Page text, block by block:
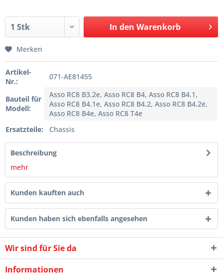
In den Warenkorb
Merken
Artikel-
Nr.:
071-AE81455
Bauteil für
Modell:
Asso RC8 B3.2e, Asso RC8 B4, Asso RC8 B4.1,
Asso RC8 B4.1e, Asso RC8 B4.2, Asso RC8 B4.2e,
Asso RC8 B4e, Asso RC8 T4e
Ersatzteile:
Chassis
Beschreibung
mehr
Kunden kauften auch
Kunden haben sich ebenfalls angesehen
Wir sind für Sie da
Informationen